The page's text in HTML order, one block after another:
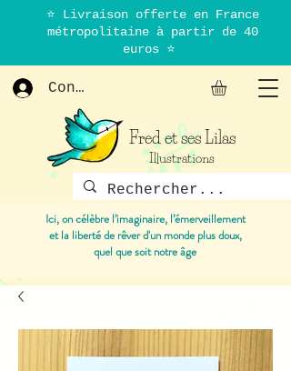
⭐ Livraison offerte en France
métropolitaine à partir de 40
euros ⭐
Connexion
Fred et ses Lilas
Illustrations
Ici, on célèbre l’imaginaire, l’émerveillement
et la liberté de rêver d'un monde plus doux,
quel que soit notre âge